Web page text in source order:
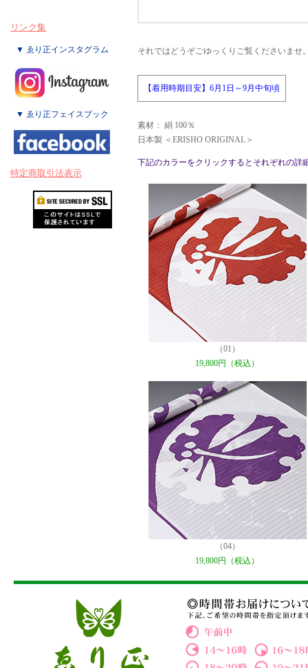
リンク集
▼ ゑり正インスタグラム
▼ ゑり正フェイスブック
特定商取引法表示
それではどうぞごゆっくりご覧くださいませ
【着用時期目安】6月1日～9月中旬頃
素材： 絹 100％
日本製 ＜ERISHO ORIGINAL＞
下記のカラーをクリックするとそれぞれの詳
（01）
19,800円（税込）
（04）
19,800円（税込）